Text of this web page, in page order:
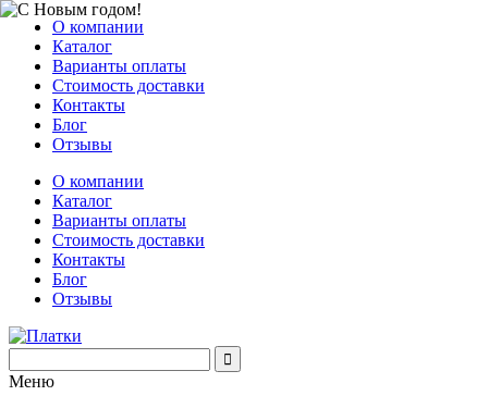
О компании
Каталог
Варианты оплаты
Стоимость доставки
Контакты
Блог
Отзывы
О компании
Каталог
Варианты оплаты
Стоимость доставки
Контакты
Блог
Отзывы
Меню